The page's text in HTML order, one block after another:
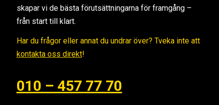
skapar vi de bästa förutsättningarna för framgång –
från start till klart.
Har du frågor eller annat du undrar över? Tveka inte att
kontakta oss direkt!
010 – 457 77 70